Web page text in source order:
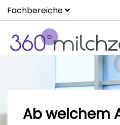
Fachbereiche
Ab welchem